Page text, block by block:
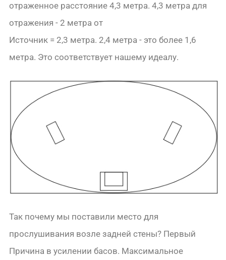
отраженное расстояние 4,3 метра. 4,3 метра для
отражения - 2 метра от
Источник = 2,3 метра. 2,4 метра - это более 1,6
метра. Это соответствует нашему идеалу.
Так почему мы поставили место для
прослушивания возле задней стены? Первый
Причина в усилении басов. Максимальное